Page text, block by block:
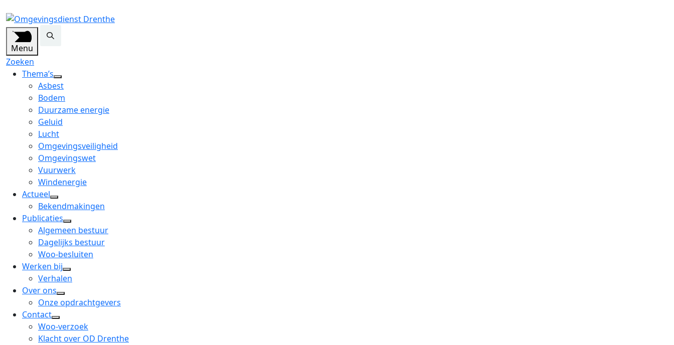
Menu
Zoeken
Thema’s
open
dropdown
menu
Asbest
Bodem
Duurzame energie
Geluid
Lucht
Omgevingsveiligheid
Omgevingswet
Vuurwerk
Windenergie
Actueel
open
dropdown
menu
Bekendmakingen
Publicaties
open
dropdown
menu
Algemeen bestuur
Dagelijks bestuur
Woo-besluiten
Werken bij
open
menu
Verhalen
Over ons
open
dropdown
menu
Onze opdrachtgevers
Contact
open
dropdown
Woo-verzoek
Klacht over OD Drenthe